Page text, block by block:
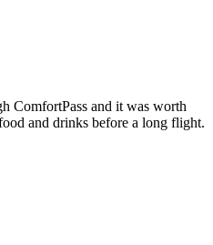
ComfortPass and it was worth
and drinks before a long flight.